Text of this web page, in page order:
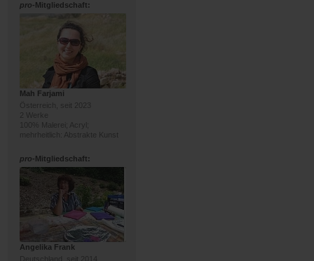
pro-Mitgliedschaft:
Mah Farjami
Österreich, seit 2023
2 Werke
100% Malerei; Acryl;
mehrheitlich: Abstrakte Kunst
pro-Mitgliedschaft:
Angelika Frank
Deutschland, seit 2014